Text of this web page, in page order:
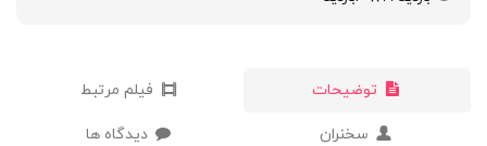
توضیحات فیلم مرتبط
سخنران دیدگاه ها